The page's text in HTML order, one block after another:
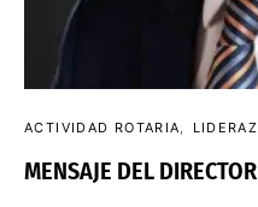
ACTIVIDAD ROTARIA
MENSAJE DEL